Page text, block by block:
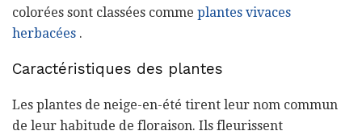
colorées sont classées comme plantes vivaces
herbacées .
Caractéristiques des plantes
Les plantes de neige-en-été tirent leur nom commun
de leur habitude de floraison. Ils fleurissent